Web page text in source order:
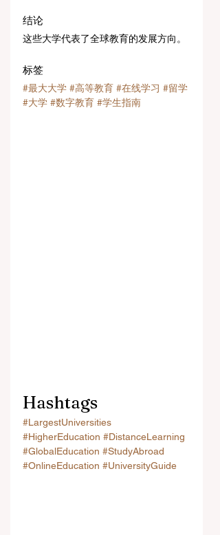
结论
这些大学代表了全球教育的发展方向。
标签
#最大大学 #高等教育 #在线学习 #留学
#大学 #数字教育 #学生指南
Hashtags
#LargestUniversities
#HigherEducation #DistanceLearning
#GlobalEducation #StudyAbroad
#OnlineEducation #UniversityGuide